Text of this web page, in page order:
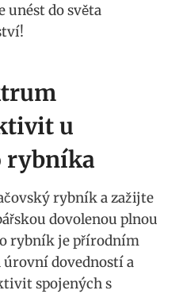
unést do světa
u
rybníka
rybník a zažijte
dovolenou plnou
rybník je přírodním
úrovní dovedností a
spojených s